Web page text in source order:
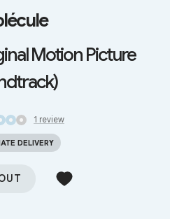
Motion Picture
1 review
DELIVERY